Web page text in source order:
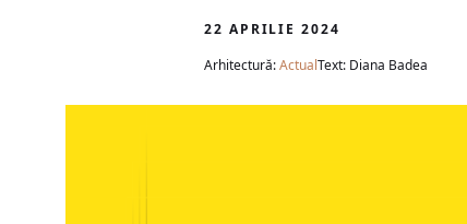
22 APRILIE 2024
Arhitectură:ActualText: Diana Badea